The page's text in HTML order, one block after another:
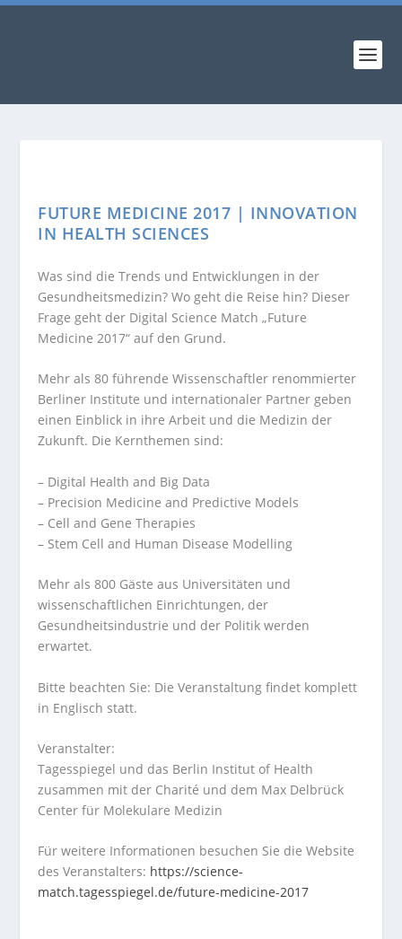
FUTURE MEDICINE 2017 | INNOVATION
IN HEALTH SCIENCES
Was sind die Trends und Entwicklungen in der
Gesundheitsmedizin? Wo geht die Reise hin? Dieser
Frage geht der Digital Science Match „Future
Medicine 2017“ auf den Grund.
Mehr als 80 führende Wissenschaftler renommierter
Berliner Institute und internationaler Partner geben
einen Einblick in ihre Arbeit und die Medizin der
Zukunft. Die Kernthemen sind:
– Digital Health and Big Data
– Precision Medicine and Predictive Models
– Cell and Gene Therapies
– Stem Cell and Human Disease Modelling
Mehr als 800 Gäste aus Universitäten und
wissenschaftlichen Einrichtungen, der
Gesundheitsindustrie und der Politik werden
erwartet.
Bitte beachten Sie: Die Veranstaltung findet komplett
in Englisch statt.
Veranstalter:
Tagesspiegel und das Berlin Institut of Health
zusammen mit der Charité und dem Max Delbrück
Center für Molekulare Medizin
Für weitere Informationen besuchen Sie die Website
des Veranstalters: https://science-
match.tagesspiegel.de/future-medicine-2017